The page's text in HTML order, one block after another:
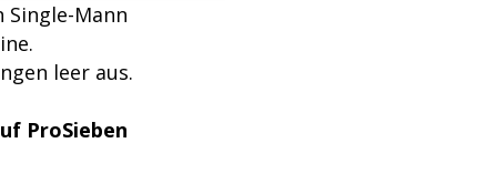
Single-Mann
leer aus.
ProSieben